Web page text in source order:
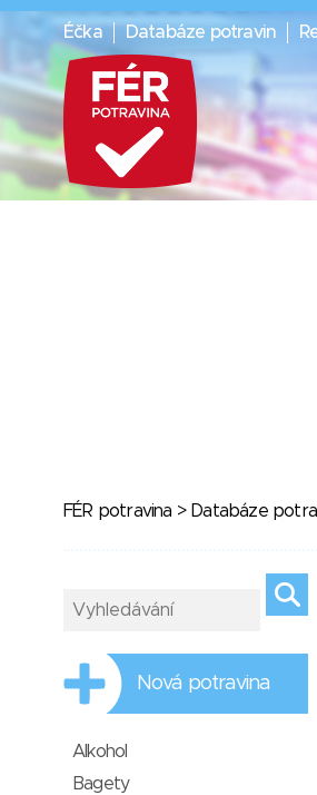
Éčka Databáze potravin
FÉR potravina > Databáze
Nová potravina
Alkohol
Bagety